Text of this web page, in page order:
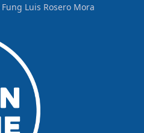
Luis Rosero Mora